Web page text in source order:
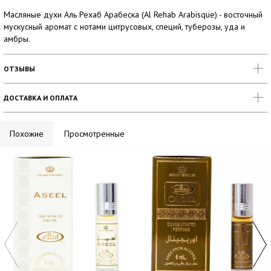
Масляные духи Аль Рехаб Арабеска (Al Rehab Arabisque) - восточный
мускусный аромат с нотами цитрусовых, специй, туберозы, уда и
амбры.
ОТЗЫВЫ
ДОСТАВКА И ОПЛАТА
Похожие Просмотренные